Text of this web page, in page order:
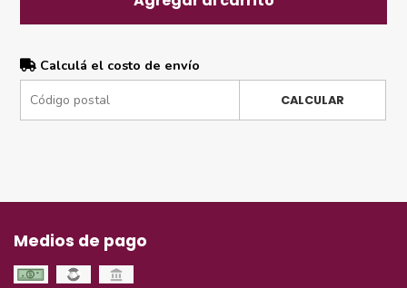
Calculá el costo de envío
CALCULAR
Medios de pago